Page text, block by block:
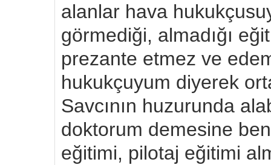
alanlar hava
görmediği, almadığı
prezante etmez ve
hukukçuyum diyerek
Savcının huzurunda
doktorum demesine
eğitimi, pilotaj eğitimi